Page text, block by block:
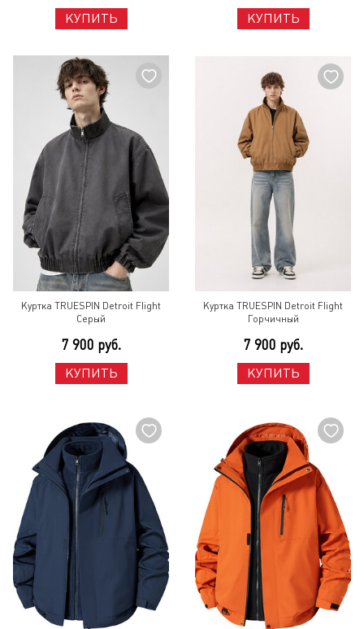
КУПИТЬ КУПИТЬ
Куртка TRUESPIN Detroit Flight
Серый
7 900 руб.
КУПИТЬ
Куртка TRUESPIN Detroit Flight
Горчичный
7 900 руб.
КУПИТЬ